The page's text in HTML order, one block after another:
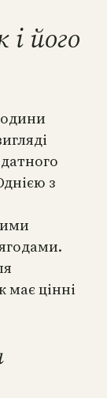
його
з
цінні